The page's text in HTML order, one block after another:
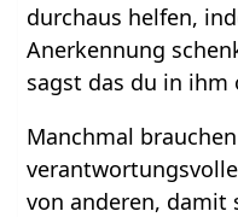
durchaus helfen,
Anerkennung
sagst das du in ihm
Manchmal
von anderen, damit